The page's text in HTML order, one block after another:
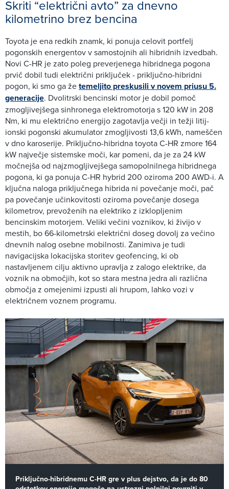
Skriti “električni avto” za dnevno
kilometrino brez bencina
Toyota je ena redkih znamk, ki ponuja celovit portfelj
pogonskih energentov v samostojnih ali hibridnih izvedbah.
Novi C-HR je zato poleg preverjenega hibridnega pogona
prvič dobil tudi električni priključek - priključno-hibridni
pogon, ki smo ga žetemeljito preskusili v novem priusu 5.
generacije. Dvolitrski bencinski motor je dobil pomoč
zmogljivejšega sinhronega elektromotorja s 120 kW in 208
Nm, ki mu električno energijo zagotavlja večji in težji litij-
ionski pogonski akumulator zmogljivosti 13,6 kWh, nameščen
v dno karoserije. Priključno-hibridna toyota C-HR zmore 164
kW največje sistemske moči, kar pomeni, da je za 24 kW
močnejša od najzmogljivejšega samopolnilnega hibridnega
pogona, ki ga ponuja C-HR hybrid 200 oziroma 200 AWD-i. A
ključna naloga priključnega hibrida ni povečanje moči, pač
pa povečanje učinkovitosti oziroma povečanje dosega
kilometrov, prevoženih na elektriko z izklopljenim
bencinskim motorjem. Veliki večini voznikov, ki živijo v
mestih, bo 66-kilometrski električni doseg dovolj za večino
dnevnih nalog osebne mobilnosti. Zanimiva je tudi
navigacijska lokacijska storitev geofencing, ki ob
nastavljenem cilju aktivno upravlja z zalogo elektrike, da
voznik na območjih, kot so stara mestna jedra ali različna
območja z omejenimi izpusti ali hrupom, lahko vozi v
električnem voznem programu.
Priključno-hibridnemu C-HR gre v plus dejstvo, da je do 80